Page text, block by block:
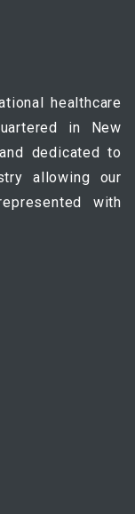
healthcare
in New
dedicated to
allowing our
with